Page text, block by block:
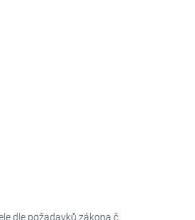
dle požadavků zákona č.